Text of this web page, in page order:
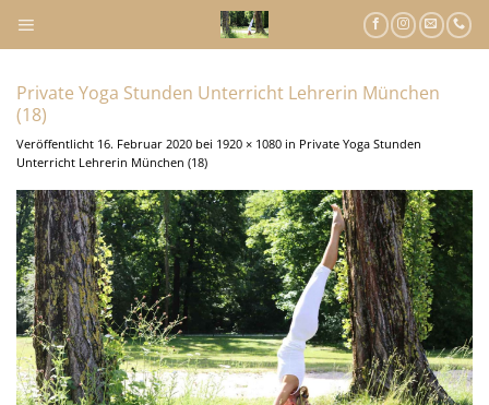
Inhalt
springen
Private Yoga Stunden Unterricht Lehrerin München
(18)
Veröffentlicht 16. Februar 2020 bei 1920 × 1080 in Private Yoga Stunden
Unterricht Lehrerin München (18)